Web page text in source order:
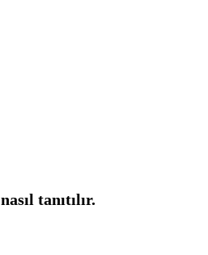
tanıtılır.